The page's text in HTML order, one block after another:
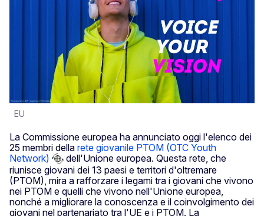
EU
La Commissione europea ha annunciato oggi l'elenco dei
25 membri della rete giovanile PTOM (OTC Youth
Network)
dell'Unione europea. Questa rete, che
riunisce giovani dei 13 paesi e territori d'oltremare
(PTOM), mira a rafforzare i legami tra i giovani che vivono
nei PTOM e quelli che vivono nell'Unione europea,
nonché a migliorare la conoscenza e il coinvolgimento dei
giovani nel partenariato tra l'UE e i PTOM. La